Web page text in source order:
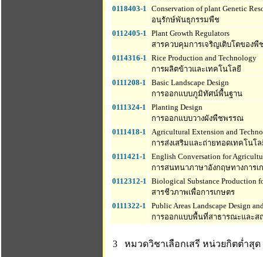
0118403-1 Conservation of plant Genetic
อนุรักษ์พันธุกรรมพืช
0112405-1 Plant Growth Regulators
สารควบคุมการเจริญเติบโตของพื
0114316-1 Rice Production and Technology
การผลิตข้าวและเทคโนโลยี
0111208-1
Basic Landscape Design
การออกแบบภูมิทัศน์พื้นฐาน
0111324-1
Planting Design
การออกแบบวางผังพืชพรรณ
0111418-1
Agricultural Extension and
การส่งเสริมและถ่ายทอดเทคโนโ
0111421-1
English Conversation for
การสนทนาภาษาอังกฤษทางการเ
0112312-1 Biological Substance Production
สารชีวภาพเพื่อการเกษตร
0111322-1
Public Areas Landscape Design
การออกแบบพื้นที่สาธารณะและส
3 หมวดวิชาเลือกเสรี หน่วยกิตต่ำสุด